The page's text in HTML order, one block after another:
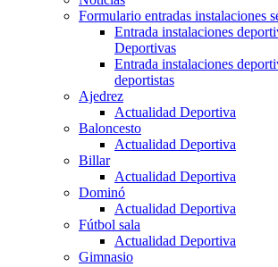
Formulario entradas instalaciones
Entrada instalaciones
Deportivas
Entrada instalaciones
deportistas
Ajedrez
Actualidad Deportiva
Baloncesto
Actualidad Deportiva
Billar
Actualidad Deportiva
Dominó
Actualidad Deportiva
Fútbol sala
Actualidad Deportiva
Gimnasio